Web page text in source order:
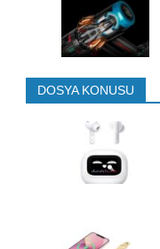
DOSYA KONUSU